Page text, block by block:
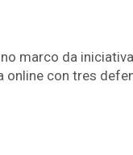
marco da
online con tres